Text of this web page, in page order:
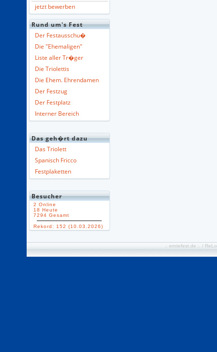
jetzt bewerben
Rund um's Fest
Der Festausschu�
Die "Ehemaligen"
Liste aller Tr�ger
Die Triolettis
Die Ehem. Ehrendamen
Der Festzug
Der Festplatz
Interner Bereich
Das geh�rt dazu
Das Triolett
Spanisch Fricco
Festplaketten
Besucher
2 Online
18 Heute
7294 Gesamt
Rekord: 152 (10.03.2026)
.: erntefest.de :. /